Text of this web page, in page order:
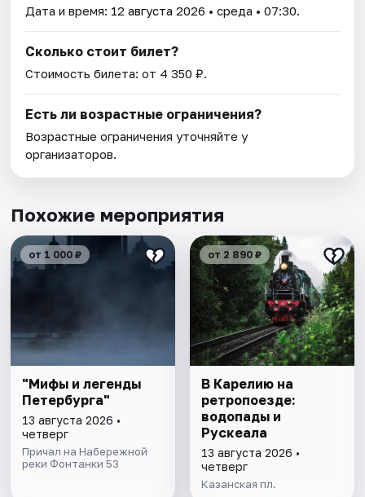
Дата и время: 12 августа 2026 • среда • 07:30.
Сколько стоит билет?
Стоимость билета: от 4 350 ₽.
Есть ли возрастные ограничения?
Возрастные ограничения уточняйте у
организаторов.
Похожие мероприятия
от 1 000 ₽
"Мифы и легенды
Петербурга"
13 августа 2026 •
четверг
Причал на Набережной
реки Фонтанки 53
от 2 890 ₽
В Карелию на
ретропоезде:
водопады и
Рускеала
13 августа 2026 •
четверг
Казанская пл.